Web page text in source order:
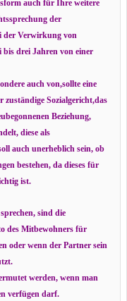
auch für Ihre weitere
der
der Verwirkung von
bis drei Jahren von einer
auch von,sollte eine
zuständige Sozialgericht,das
Beziehung,
diese als
auch unerheblich sein, ob
bestehen, da dieses für
ist.
sind die
des Mitbewohners für
oder wenn der Partner sein
werden, wenn man
verfügen darf.